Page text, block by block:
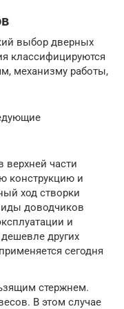
выбор дверных
классифицируются
механизму работы,
части
конструкцию и
ход створки
доводчиков
и
других
сегодня
стержнем.
В этом случае